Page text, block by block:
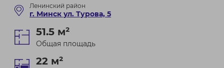
Ленинский район
г. Минск ул. Турова, 5
51.5 м²
Общая площадь
22 м²